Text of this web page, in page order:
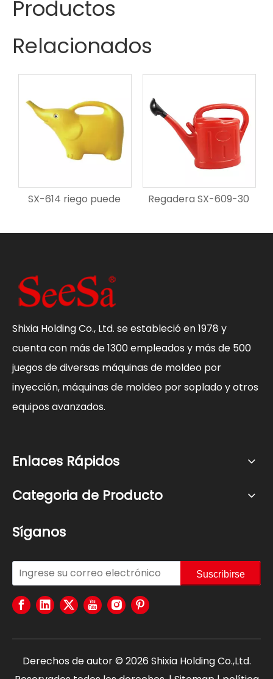
Productos
Relacionados
SX-614 riego puede Regadera SX-609-30
Shixia Holding Co., Ltd. se estableció en 1978 y
cuenta con más de 1300 empleados y más de 500
juegos de diversas máquinas de moldeo por
inyección, máquinas de moldeo por soplado y otros
equipos avanzados.
Enlaces Rápidos
Categoria de Producto
Síganos
Suscribirse
Derechos de autor © 2026 Shixia Holding Co.,Ltd.